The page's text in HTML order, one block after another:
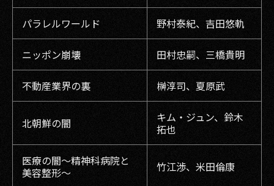
パラレルワールド 野村泰紀、吉田悠軌
ニッポン崩壊 田村忠嗣、三橋貴明
不動産業界の裏 榊淳司、夏原武
北朝鮮の闇
キム・ジュン、鈴木
拓也
医療の闇～精神科病院と
美容整形～
竹江渉、米田倫康